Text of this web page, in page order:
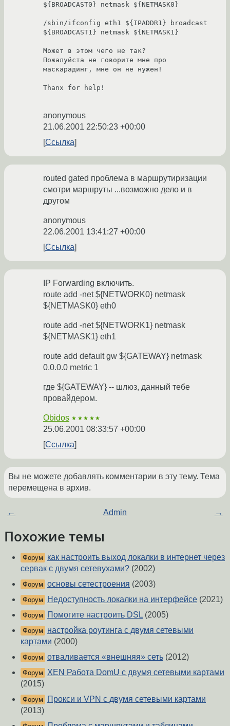
${BROADCAST0} netmask ${NETMASK0}
/sbin/ifconfig eth1 ${IPADDR1} broadcast
${BROADCAST1} netmask ${NETMASK1}
Может в этом чего не так?
Пожалуйста не говорите мне про
маскарадинг, мне он не нужен!
Thanx for help!
anonymous
21.06.2001 22:50:23 +00:00
Ссылка
routed gated проблема в маршрутиризации
смотри маршруты ...возможно дело и в
другом
anonymous
22.06.2001 13:41:27 +00:00
Ссылка
IP Forwarding включить.
route add -net ${NETWORK0} netmask
${NETMASK0} eth0
route add -net ${NETWORK1} netmask
${NETMASK1} eth1
route add default gw ${GATEWAY} netmask
0.0.0.0 metric 1
где ${GATEWAY} -- шлюз, данный тебе
провайдером.
Obidos ★★★★★
25.06.2001 08:33:57 +00:00
Ссылка
Вы не можете добавлять комментарии в эту тему. Тема
перемещена в архив.
← Admin →
Похожие темы
Форум
как настроить выход локалки в интернет через
сервак с двумя сетевухами? (2002)
Форум основы сетестроения (2003)
Форум Недоступность локалки на интерфейсе (2021)
Форум Помогите настроить DSL (2005)
Форум
настройка роутинга с двумя сетевыми
картами (2000)
Форум отваливается «внешняя» сеть (2012)
Форум
XEN Работа DomU c двумя сетевыми картами
(2015)
Форум
Прокси и VPN c двумя сетевыми картами
(2013)